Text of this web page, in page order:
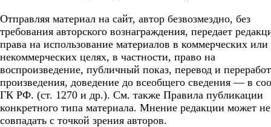
Отправляя материал на сайт, автор безвозмездно, без
требования авторского вознаграждения, передает
права на использование материалов в коммерческих или
некоммерческих целях, в частности, право на
воспроизведение, публичный показ, перевод и
произведения, доведение до всеобщего сведения — в
ГК РФ. (ст. 1270 и др.). См. также Правила публикации
конкретного типа материала. Мнение редакции может не
совпадать с точкой зрения авторов.